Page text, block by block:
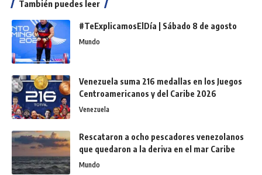
También puedes leer
#TeExplicamosElDía | Sábado 8 de agosto
Mundo
Venezuela suma 216 medallas en los Juegos
Centroamericanos y del Caribe 2026
Venezuela
Rescataron a ocho pescadores venezolanos
que quedaron a la deriva en el mar Caribe
Mundo